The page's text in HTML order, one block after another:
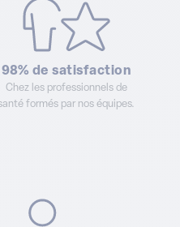
98% de satisfaction
Chez les professionnels de
santé formés par nos équipes.